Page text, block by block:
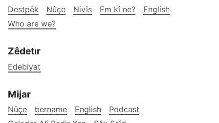
Destpêk Nûçe Nivîs Em kî ne?
English
Who are we?
Zêdetır
Edebiyat
Mijar
Nûçe bername English
Podcast